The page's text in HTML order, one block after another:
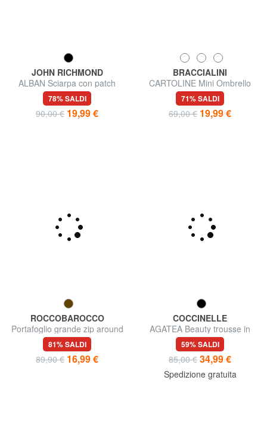
JOHN RICHMOND
ALBAN Sciarpa con patch
logo
78% SALDI
19,99 €
BRACCIALINI
CARTOLINE Mini Ombrello
stampato
71% SALDI
19,99 €
ROCCOBAROCCO
Portafoglio grande zip around
in pelle
81% SALDI
16,99 €
COCCINELLE
AGATEA Beauty trousse in
pelle
59% SALDI
85,00 € 34,99 €